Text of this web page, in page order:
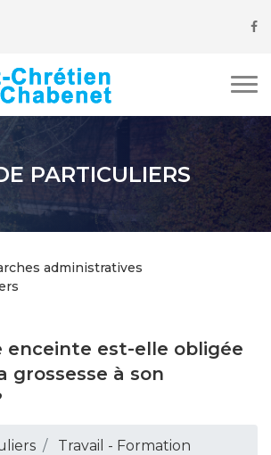
PARTICULIERS
administratives
enceinte est-elle obligée
grossesse à son
Travail - Formation